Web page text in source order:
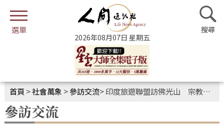
2026年08月07日 星期五
首頁 >社會萬象 >參訪交流>印度旅遊聯盟訪佛光山 宗教交流開啟觀光契機
參訪交流